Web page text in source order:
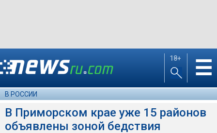
18+ ☰
В РОССИИ
В Приморском крае уже 15 районов
объявлены зоной бедствия